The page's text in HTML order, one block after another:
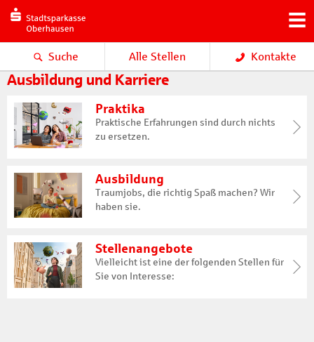
Suche Alle Stellen Kontakte
Ausbildung und Karriere
Praktika
Praktische Erfahrungen sind durch nichts
zu ersetzen.
Ausbildung
Traumjobs, die richtig Spaß machen? Wir
haben sie.
Stellenangebote
Vielleicht ist eine der folgenden Stellen für
Sie von Interesse: